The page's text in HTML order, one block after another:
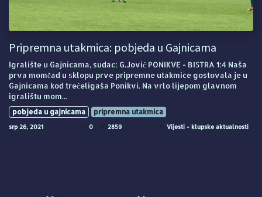
Pripremna utakmica: pobjeda u Gajnicama
Igralište u Gajnicama, sudac: G.Jović PONIKVE - BISTRA 1:4 Naša
prva momčad u sklopu prve pripremne utakmice gostovala je u
Gajnicama kod trećeligaša Ponikvi. Na vrlo lijepom glavnom
igralištu mom...
pobjeda u gajnicama pripremna utakmica
srp 26, 2021 0 2859 Vijesti - klupske aktualnosti